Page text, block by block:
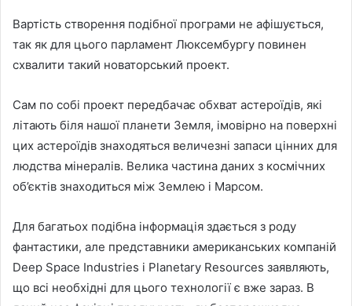
Вартість створення подібної програми не афішується,
так як для цього парламент Люксембургу повинен
схвалити такий новаторський проект.
Сам по собі проект передбачає обхват астероїдів, які
літають біля нашої планети Земля, імовірно на поверхні
цих астероїдів знаходяться величезні запаси цінних для
людства мінералів. Велика частина даних з космічних
об’єктів знаходиться між Землею і Марсом.
Для багатьох подібна інформація здається з роду
фантастики, але представники американських компаній
Deep Space Industries і Planetary Resources заявляють,
що всі необхідні для цього технології є вже зараз. В